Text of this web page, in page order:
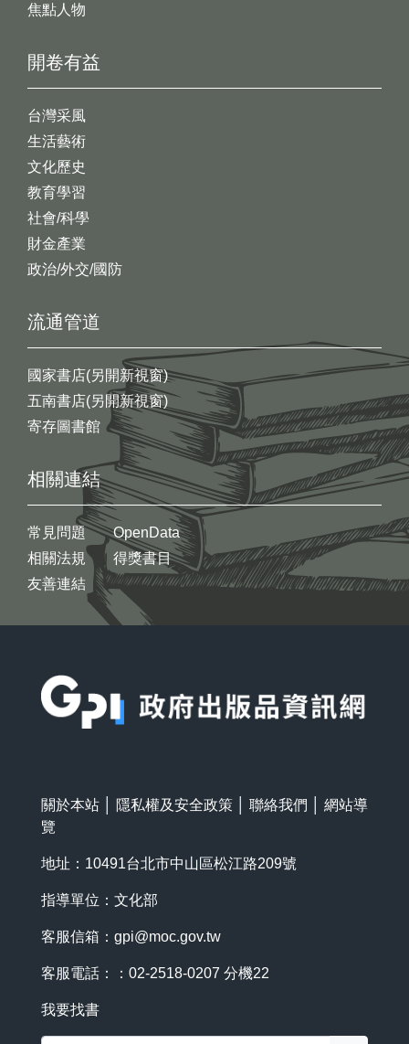
開卷有益
台灣采風
生活藝術
文化歷史
教育學習
社會/科學
財金產業
政治/外交/國防
焦點人物
流通管道
國家書店(另開新視窗)
五南書店(另開新視窗)
寄存圖書館
相關連結
常見問題
相關法規
友善連結
OpenData
得獎書目
關於本站 隱私權及安全政策 聯絡我們
網站導
覽
地址：10491台北市中山區松江路209號
指導單位：文化部
客服信箱： gpi@moc.gov.tw
客服電話：：02-2518-0207 分機22
我要找書